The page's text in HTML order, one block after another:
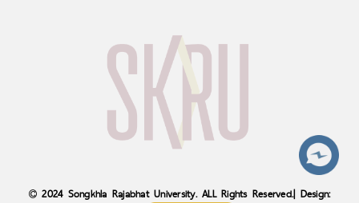
2024 Songkhla Rajabhat University. ALL Rights Reserved.| Design: